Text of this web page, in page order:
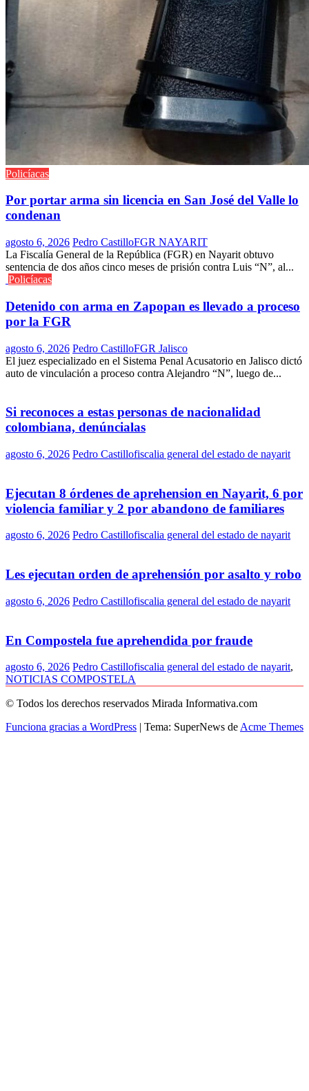
Policíacas
Por portar arma sin licencia en San José del Valle lo
condenan
agosto 6, 2026 Pedro CastilloFGR NAYARIT
La Fiscalía General de la República (FGR) en Nayarit obtuvo
sentencia de dos años cinco meses de prisión contra Luis “N”, al...
Policíacas
Detenido con arma en Zapopan es llevado a proceso
por la FGR
agosto 6, 2026 Pedro CastilloFGR Jalisco
El juez especializado en el Sistema Penal Acusatorio en Jalisco dictó
auto de vinculación a proceso contra Alejandro “N”, luego de...
Si reconoces a estas personas de nacionalidad
colombiana, denúncialas
agosto 6, 2026 Pedro Castillofiscalia general del estado de nayarit
Ejecutan 8 órdenes de aprehension en Nayarit, 6 por
violencia familiar y 2 por abandono de familiares
agosto 6, 2026 Pedro Castillofiscalia general del estado de nayarit
Les ejecutan orden de aprehensión por asalto y robo
agosto 6, 2026 Pedro Castillofiscalia general del estado de nayarit
En Compostela fue aprehendida por fraude
agosto 6, 2026 Pedro Castillofiscalia general del estado de nayarit,
NOTICIAS COMPOSTELA
© Todos los derechos reservados Mirada Informativa.com
Funciona gracias a WordPress | Tema: SuperNews de Acme Themes